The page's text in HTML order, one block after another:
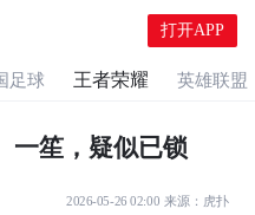
打开APP
足球 王者荣耀 英雄联盟
一笙，疑似已锁
2026-05-26 02:00 来源： 虎扑